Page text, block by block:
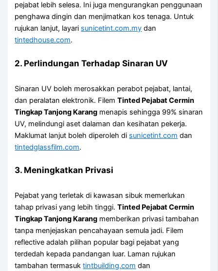
pejabat lebih selesa. Ini juga mengurangkan penggunaan
penghawa dingin dan menjimatkan kos tenaga. Untuk
rujukan lanjut, layari sunicetint.com.my dan
tintedhouse.com.
2. Perlindungan Terhadap Sinaran UV
Sinaran UV boleh merosakkan perabot pejabat, lantai,
dan peralatan elektronik. FilemTinted Pejabat Cermin
Tingkap Tanjong Karang menapis sehingga 99% sinaran
UV, melindungi aset dalaman dan kesihatan pekerja.
Maklumat lanjut boleh diperoleh di sunicetint.com dan
tintedglassfilm.com.
3. Meningkatkan Privasi
Pejabat yang terletak di kawasan sibuk memerlukan
tahap privasi yang lebih tinggi.Tinted Pejabat Cermin
Tingkap Tanjong Karang memberikan privasi tambahan
tanpa menjejaskan pencahayaan semula jadi. Filem
reflective adalah pilihan popular bagi pejabat yang
terdedah kepada pandangan luar. Laman rujukan
tambahan termasuktintbuilding.com dan